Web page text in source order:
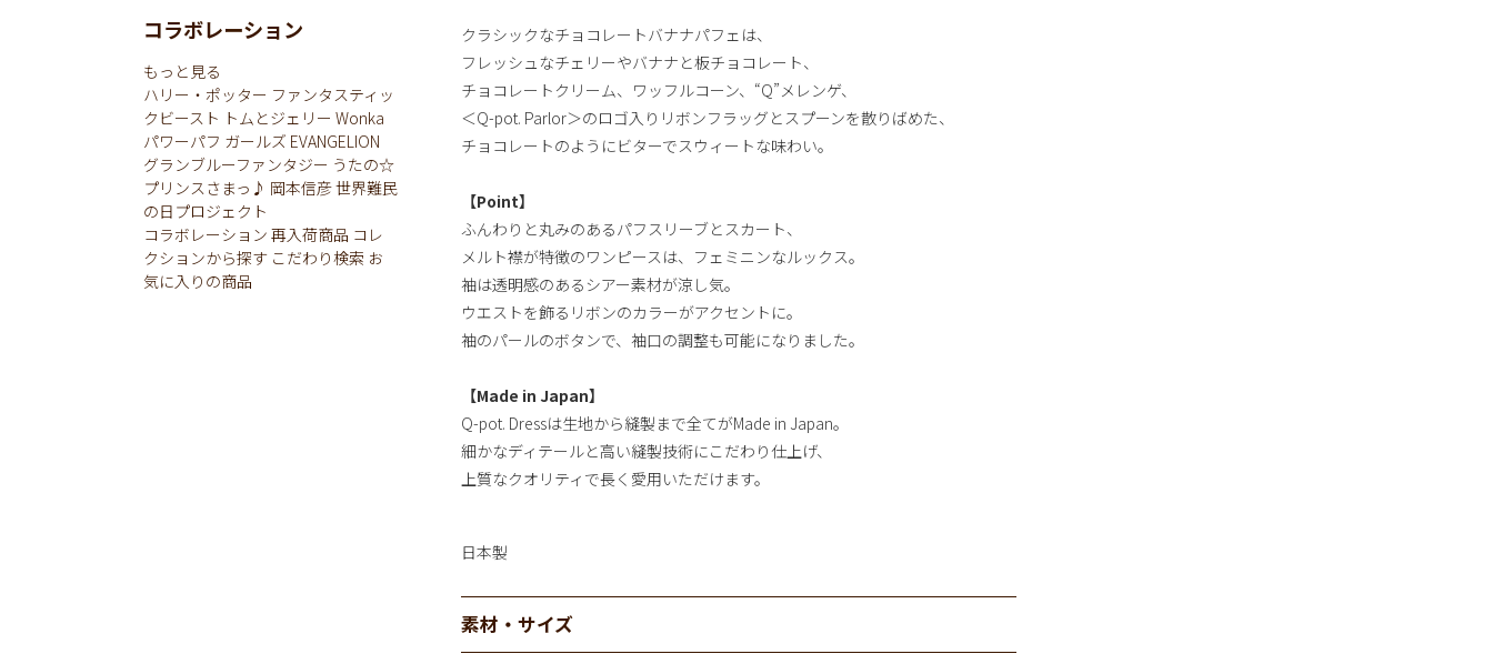
クラシックなチョコレートバナナパフェは、
フレッシュなチェリーやバナナと板チョコレート、
チョコレートクリーム、ワッフルコーン、“Q”メレンゲ、
＜Q-pot. Parlor＞のロゴ入りリボンフラッグとスプーンを散りばめた、
チョコレートのようにビターでスウィートな味わい。
【Point】
ふんわりと丸みのあるパフスリーブとスカート、
メルト襟が特徴のワンピースは、フェミニンなルックス。
袖は透明感のあるシアー素材が涼し気。
ウエストを飾るリボンのカラーがアクセントに。
袖のパールのボタンで、袖口の調整も可能になりました。
【Made in Japan】
Q-pot. Dressは生地から縫製まで全てがMade in Japan。
細かなディテールと高い縫製技術にこだわり仕上げ、
上質なクオリティで長く愛用いただけます。
日本製
素材・サイズ
コラボレーション
もっと見る
ハリー・ポッター ファンタスティッ
クビースト トムとジェリー Wonka
パワーパフ ガールズ EVANGELION
グランブルーファンタジー うたの☆
プリンスさまっ♪ 岡本信彦世界難民
の日プロジェクト
コラボレーション 再入荷商品 コレ
クションから探す こだわり検索 お
気に入りの商品